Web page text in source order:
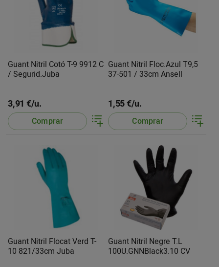
Guant Nitril Cotó T-9 9912 C
/ Segurid.Juba
3,91 €/u.
Comprar
Guant Nitril Floc.Azul T9,5
37-501 / 33cm Ansell
1,55 €/u.
Comprar
Guant Nitril Flocat Verd T-
10 821/33cm Juba
Guant Nitril Negre T.L
100U.GNNBlack3.10 CV